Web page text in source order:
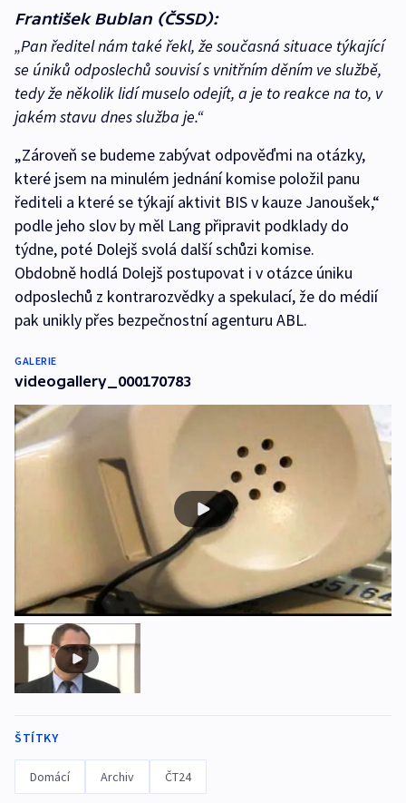
František Bublan (ČSSD):
„Pan ředitel nám také řekl, že současná situace týkající
se úniků odposlechů souvisí s vnitřním děním ve službě,
tedy že několik lidí muselo odejít, a je to reakce na to, v
jakém stavu dnes služba je.“
„Zároveň se budeme zabývat odpověďmi na otázky,
které jsem na minulém jednání komise položil panu
řediteli a které se týkají aktivit BIS v kauze Janoušek,“
podle jeho slov by měl Lang připravit podklady do
týdne, poté Dolejš svolá další schůzi komise.
Obdobně hodlá Dolejš postupovat i v otázce úniku
odposlechů z kontrarozvědky a spekulací, že do médií
pak unikly přes bezpečnostní agenturu ABL.
GALERIE
videogallery_000170783
ŠTÍTKY
Domácí Archiv ČT24